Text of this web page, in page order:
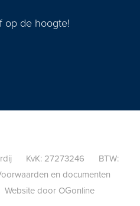
op de hoogte!
KvK: 27273246 BTW:
en documenten
Website door OGonline